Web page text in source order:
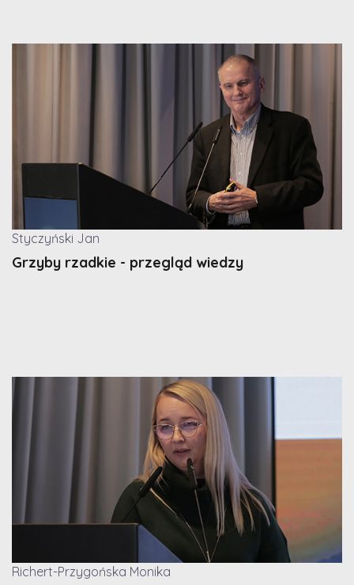
Styczyński Jan
Grzyby rzadkie - przegląd wiedzy
Richert-Przygońska Monika